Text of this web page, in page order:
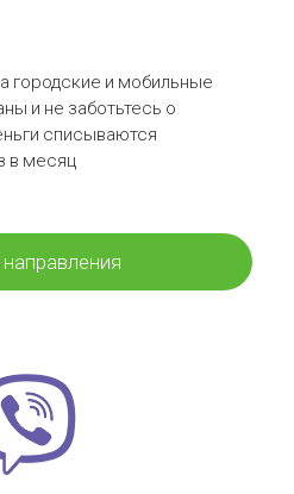
городские и мобильные
и не заботьтесь о
списываются
в месяц